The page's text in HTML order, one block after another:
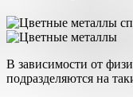
В зависимости от
подразделяются на